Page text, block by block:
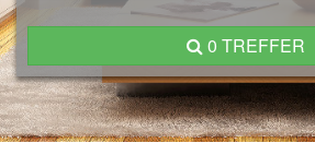
0 TREFFER